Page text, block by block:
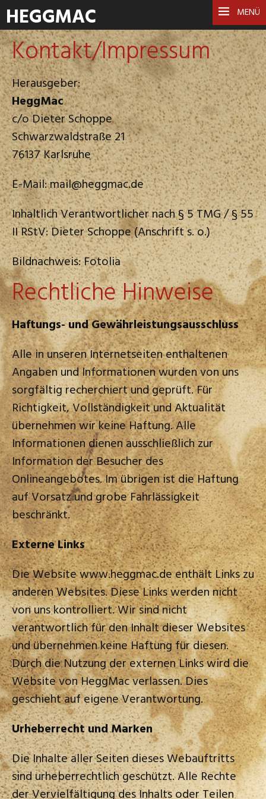
MENÜ
HEGGMAC
Kontakt/Impressum
Herausgeber:
HeggMac
c/o Dieter Schoppe
Schwarzwaldstraße 21
76137 Karlsruhe
E-Mail: mail@heggmac.de
Inhaltlich Verantwortlicher nach § 5 TMG / § 55
II RStV: Dieter Schoppe (Anschrift s. o.)
Bildnachweis: Fotolia
Rechtliche Hinweise
Haftungs- und Gewährleistungsausschluss
Alle in unseren Internetseiten enthaltenen
Angaben und Informationen wurden von uns
sorgfältig recherchiert und geprüft. Für
Richtigkeit, Vollständigkeit und Aktualität
übernehmen wir keine Haftung. Alle
Informationen dienen ausschließlich zur
Information der Besucher des
Onlineangebotes. Im übrigen ist die Haftung
auf Vorsatz und grobe Fahrlässigkeit
beschränkt.
Externe Links
Die Website www.heggmac.de enthält Links zu
anderen Websites. Diese Links werden nicht
von uns kontrolliert. Wir sind nicht
verantwortlich für den Inhalt dieser Websites
und übernehmen keine Haftung für diesen.
Durch die Nutzung der externen Links wird die
Website von HeggMac verlassen. Dies
geschieht auf eigene Verantwortung.
Urheberrecht und Marken
Die Inhalte aller Seiten dieses Webauftritts
sind urheberrechtlich geschützt. Alle Rechte
der Vervielfältigung des Inhalts oder Teilen